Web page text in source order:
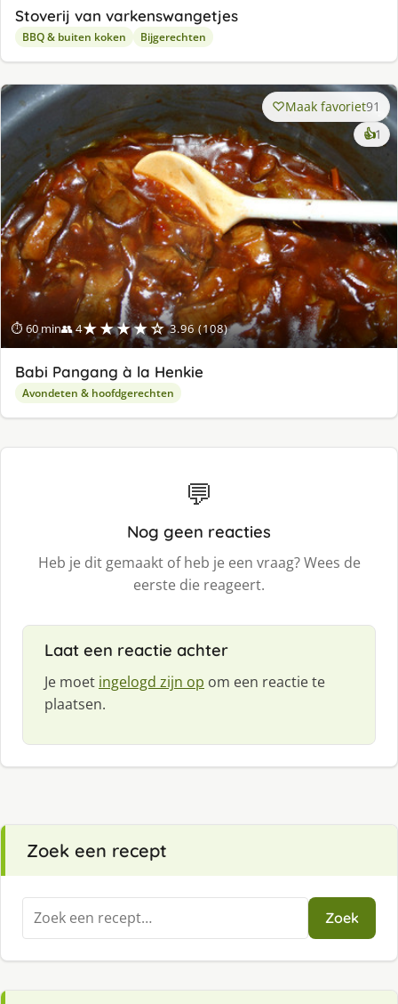
Stoverij van varkenswangetjes
BBQ & buiten koken Bijgerechten
⏱ 60 min👥 4★★★★☆ 3.96 (108)
Maak favoriet91
👍1
Babi Pangang à la Henkie
Avondeten & hoofdgerechten
💬
Nog geen reacties
Heb je dit gemaakt of heb je een vraag? Wees de
eerste die reageert.
Laat een reactie achter
Je moet ingelogd zijn op om een reactie te
plaatsen.
Zoek een recept
Zoeken
naar:
Zoek